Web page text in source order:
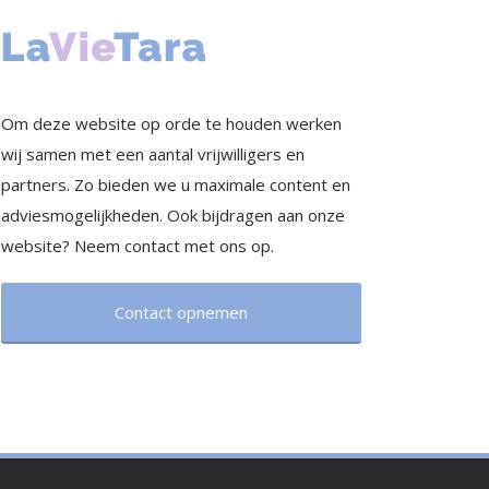
Om deze website op orde te houden werken
wij samen met een aantal vrijwilligers en
partners. Zo bieden we u maximale content en
adviesmogelijkheden. Ook bijdragen aan onze
website? Neem contact met ons op.
Contact opnemen